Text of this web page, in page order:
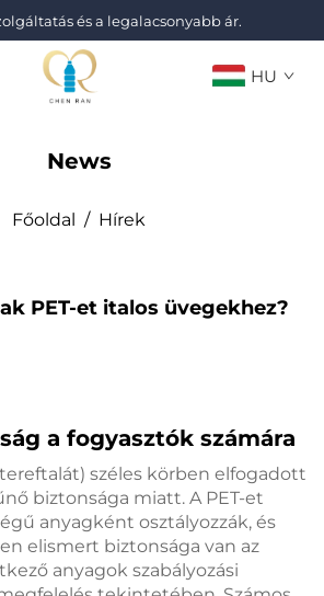
és a legalacsonyabb ár.
HU
Főoldal / Hírek
News
PET-et italos üvegekhez?
a fogyasztók számára
széles körben elfogadott
biztonsága miatt. A PET-et
anyagként osztályozzák, és
elismert biztonsága van az
anyagok szabályozási